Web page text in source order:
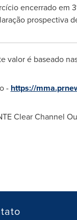
encerrado em
prospectiva
valor é baseado
- https://
Clear Channel